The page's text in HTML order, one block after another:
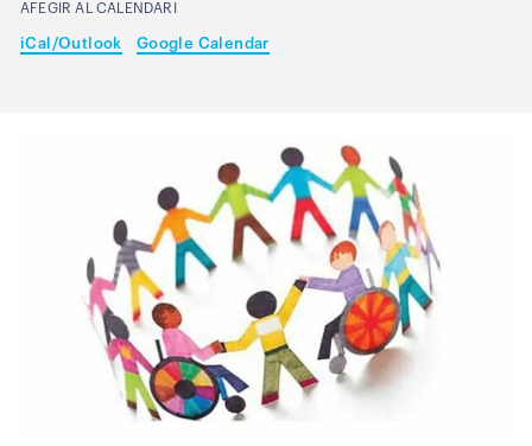
AFEGIR AL CALENDARI
iCal/Outlook Google Calendar